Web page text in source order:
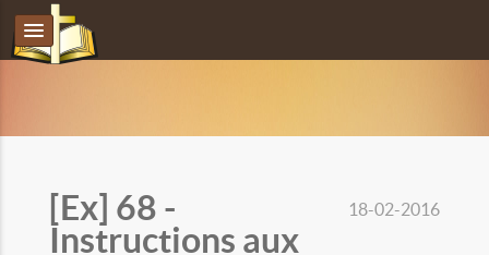
18-02-2016
[Ex] 68 -
Instructions aux